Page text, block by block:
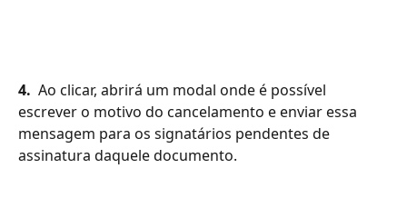
4.
  Ao clicar, abrirá um modal onde é possível
escrever o motivo do cancelamento e enviar essa
mensagem para os signatários pendentes de
assinatura daquele documento.